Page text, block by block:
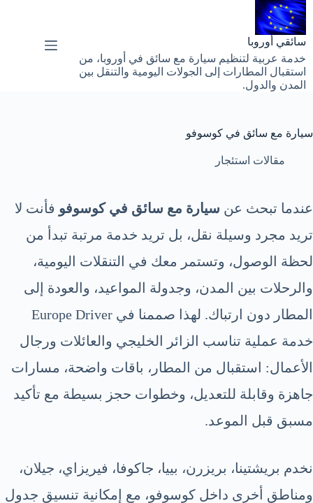
التجاوز
إلى
المحتوى
سائقي أوروبا
خدمة عربية لتنظيم سيارة مع سائق في أوروبا، من
استقبال المطارات إلى الجولات اليومية والتنقل بين
المدن والدول.
سيارة مع سائق في كوسوفو
مقالات استئجار
عندما تبحث عن سيارة مع سائق في كوسوفو فأنت لا
تريد مجرد وسيلة نقل، بل تريد خدمة مرتبة تبدأ من
لحظة الوصول، وتستمر معك في التنقلات اليومية،
والرحلات بين المدن، وجدولة المواعيد، والعودة إلى
المطار دون ارتباك. لهذا صممنا في Europe Driver
خدمة عملية تناسب الزائر الخليجي والعائلات ورجال
الأعمال: استقبال من المطار، باقات واضحة، مسارات
جاهزة وقابلة للتعديل، وخطوات حجز بسيطة مع تأكيد
مسبق قبل الموعد.
نخدم بريشتينا، بريزرن، بييا، جاكوفا، فيريزاي، جيلان،
ومناطق أخرى داخل كوسوفو، مع إمكانية تنسيق جدول